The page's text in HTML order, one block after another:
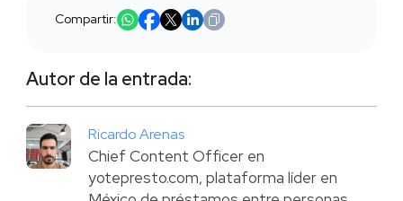
Compartir:
Autor de la entrada:
Ricardo Arenas
Chief Content Officer en
yotepresto.com, plataforma líder en